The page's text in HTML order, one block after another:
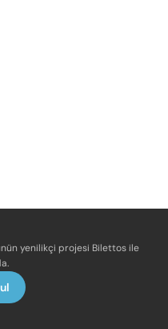
yenilikçi projesi Bilettos ile